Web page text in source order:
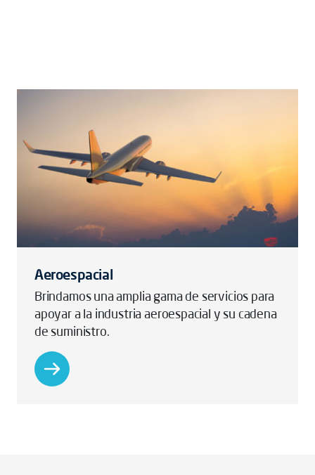
Aeroespacial
Brindamos una amplia gama de servicios para
apoyar a la industria aeroespacial y su cadena
de suministro.